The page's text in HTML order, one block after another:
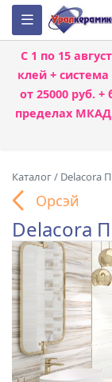
С 1 по 15
клей +
от 25000 руб.
пределах МКАД
Каталог/ Delacora
Орсэй
Delacora